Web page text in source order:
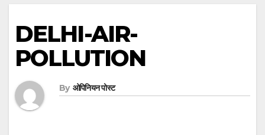
DELHI-AIR-
POLLUTION
By ओपिनियन पोस्ट